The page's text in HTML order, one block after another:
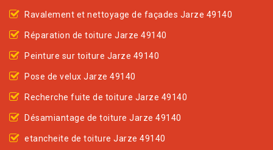
Ravalement et nettoyage de façades Jarze 49140
Réparation de toiture Jarze 49140
Peinture sur toiture Jarze 49140
Pose de velux Jarze 49140
Recherche fuite de toiture Jarze 49140
Désamiantage de toiture Jarze 49140
etancheite de toiture Jarze 49140